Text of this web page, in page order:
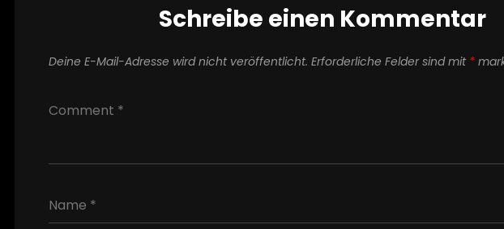
Schreibe einen Kommentar
Deine E-Mail-Adresse wird nicht veröffentlicht. Erforderliche Felder sind mit *